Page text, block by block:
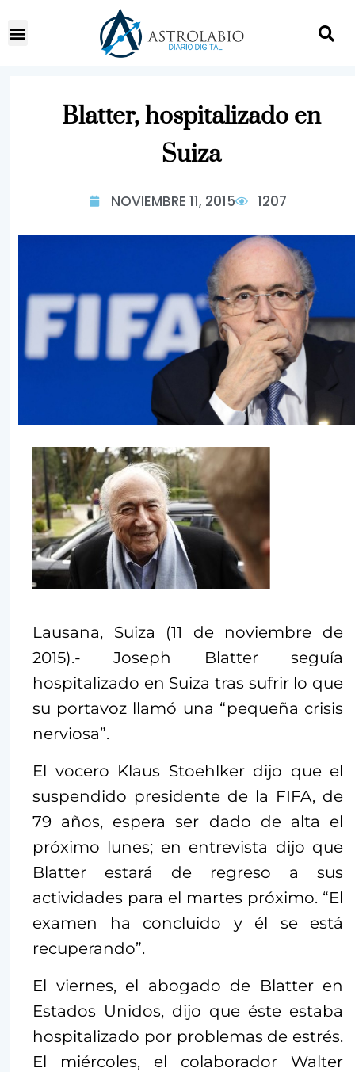
Blatter, hospitalizado en
Suiza
NOVIEMBRE 11, 2015 1207
Lausana, Suiza (11 de noviembre de
2015).- Joseph Blatter seguía
hospitalizado en Suiza tras sufrir lo que
su portavoz llamó una “pequeña crisis
nerviosa”.
El vocero Klaus Stoehlker dijo que el
suspendido presidente de la FIFA, de
79 años, espera ser dado de alta el
próximo lunes; en entrevista dijo que
Blatter estará de regreso a sus
actividades para el martes próximo. “El
examen ha concluido y él se está
recuperando”.
El viernes, el abogado de Blatter en
Estados Unidos, dijo que éste estaba
hospitalizado por problemas de estrés.
El miércoles, el colaborador Walter